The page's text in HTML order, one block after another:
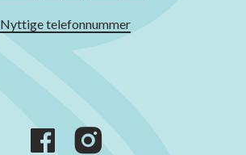
Nyttige telefonnummer